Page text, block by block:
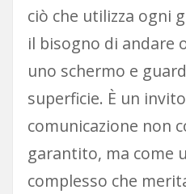
ciò che utilizza ogni
il bisogno di andare
uno schermo e
superficie. È un
comunicazione non
garantito, ma come
complesso che